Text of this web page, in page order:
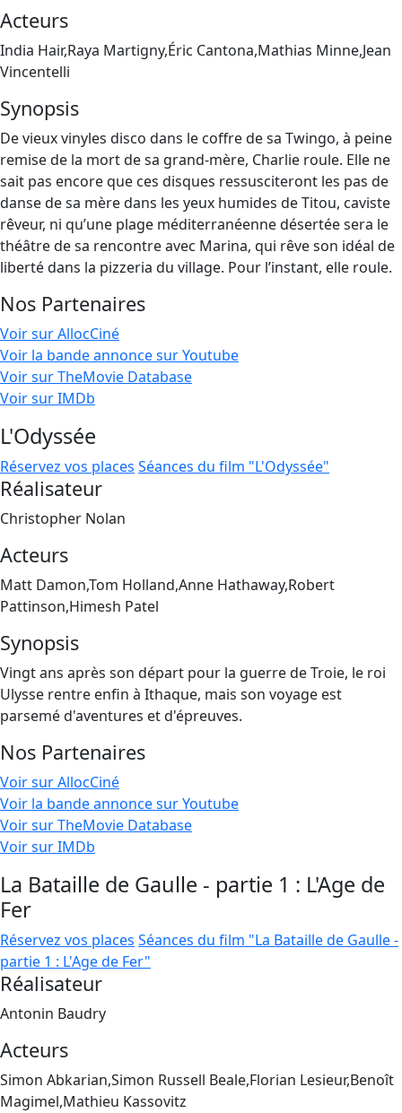
Acteurs
India Hair,Raya Martigny,Éric Cantona,Mathias Minne,Jean
Vincentelli
Synopsis
De vieux vinyles disco dans le coffre de sa Twingo, à peine
remise de la mort de sa grand-mère, Charlie roule. Elle ne
sait pas encore que ces disques ressusciteront les pas de
danse de sa mère dans les yeux humides de Titou, caviste
rêveur, ni qu’une plage méditerranéenne désertée sera le
théâtre de sa rencontre avec Marina, qui rêve son idéal de
liberté dans la pizzeria du village. Pour l’instant, elle roule.
Nos Partenaires
Voir sur AllocCiné
Voir la bande annonce sur Youtube
Voir sur TheMovie Database
Voir sur IMDb
L'Odyssée
Réservez vos places Séances du film "L'Odyssée"
Réalisateur
Christopher Nolan
Acteurs
Matt Damon,Tom Holland,Anne Hathaway,Robert
Pattinson,Himesh Patel
Synopsis
Vingt ans après son départ pour la guerre de Troie, le roi
Ulysse rentre enfin à Ithaque, mais son voyage est
parsemé d'aventures et d'épreuves.
Nos Partenaires
Voir sur AllocCiné
Voir la bande annonce sur Youtube
Voir sur TheMovie Database
Voir sur IMDb
La Bataille de Gaulle - partie 1 : L'Age de
Fer
Réservez vos places Séances du film "La Bataille de Gaulle -
partie 1 : L'Age de Fer"
Réalisateur
Antonin Baudry
Acteurs
Simon Abkarian,Simon Russell Beale,Florian Lesieur,Benoît
Magimel,Mathieu Kassovitz